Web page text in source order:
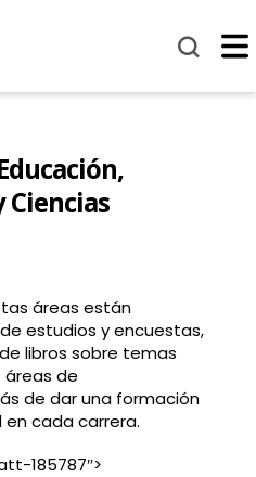
Ciencias
áreas están
estudios y encuestas,
libros sobre temas
de
de dar una formación
cada carrera.
185787″>